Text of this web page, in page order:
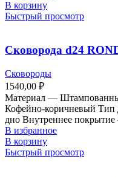
В корзину
Быстрый просмотр
Сковорода d24
Сковороды
1540,00 ₽
Материал —
Кофейно-коричневый Тип
дно Внутреннее
В избранное
В корзину
Быстрый просмотр